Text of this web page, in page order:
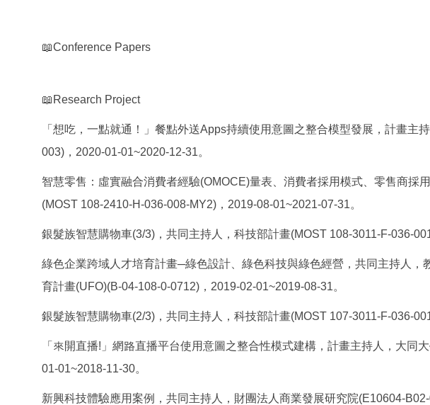
📖Conference Papers
📖Research Project
「想吃，一點就通！」餐點外送Apps持續使用意圖之整合模型發展，計畫主
003)，2020-01-01~2020-12-31。
智慧零售：虛實融合消費者經驗(OMOCE)量表、消費者採用模式、零售商採
(MOST 108-2410-H-036-008-MY2)，2019-08-01~2021-07-31。
銀髮族智慧購物車(3/3)，共同主持人，科技部計畫(MOST 108-3011-F-036-
綠色企業跨域人才培育計畫─綠色設計、綠色科技與綠色經營，共同主持人，
育計畫(UFO)(B-04-108-0-0712)，2019-02-01~2019-08-31。
銀髮族智慧購物車(2/3)，共同主持人，科技部計畫(MOST 107-3011-F-036-
「來開直播!」網路直播平台使用意圖之整合性模式建構，計畫主持人，大同
01-01~2018-11-30。
新興科技體驗應用案例，共同主持人，財團法人商業發展研究院(E10604-